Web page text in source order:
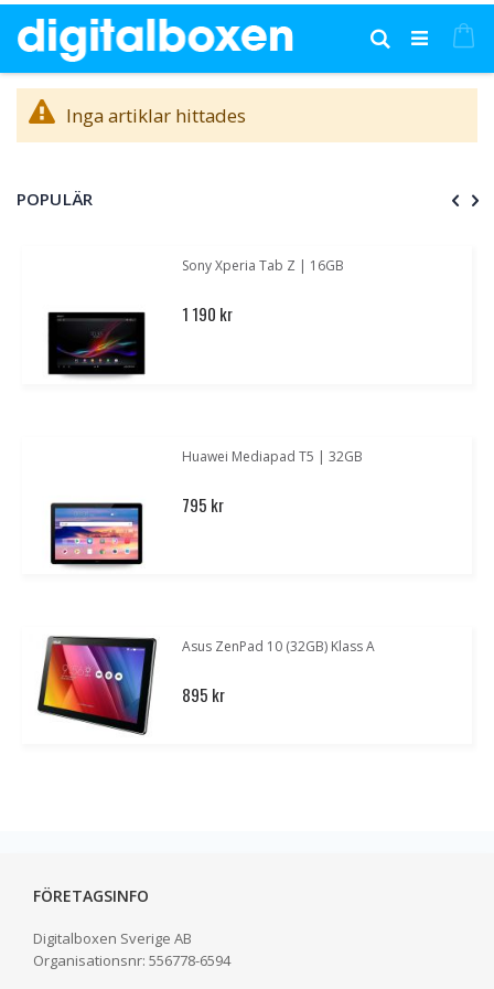
till
innehållet
Sök
Inga artiklar hittades
POPULÄR
Sony Xperia Tab Z | 16GB
1 190 kr
Huawei Mediapad T5 | 32GB
795 kr
Asus ZenPad 10 (32GB) Klass A
895 kr
FÖRETAGSINFO
Digitalboxen Sverige AB
Organisationsnr: 556778-6594